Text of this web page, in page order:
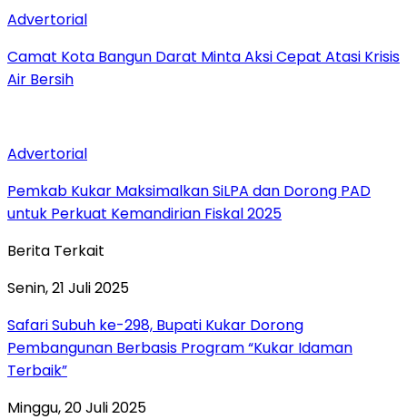
Advertorial
Camat Kota Bangun Darat Minta Aksi Cepat Atasi Krisis
Air Bersih
Advertorial
Pemkab Kukar Maksimalkan SiLPA dan Dorong PAD
untuk Perkuat Kemandirian Fiskal 2025
Berita Terkait
Senin, 21 Juli 2025
Safari Subuh ke-298, Bupati Kukar Dorong
Pembangunan Berbasis Program “Kukar Idaman
Terbaik”
Minggu, 20 Juli 2025